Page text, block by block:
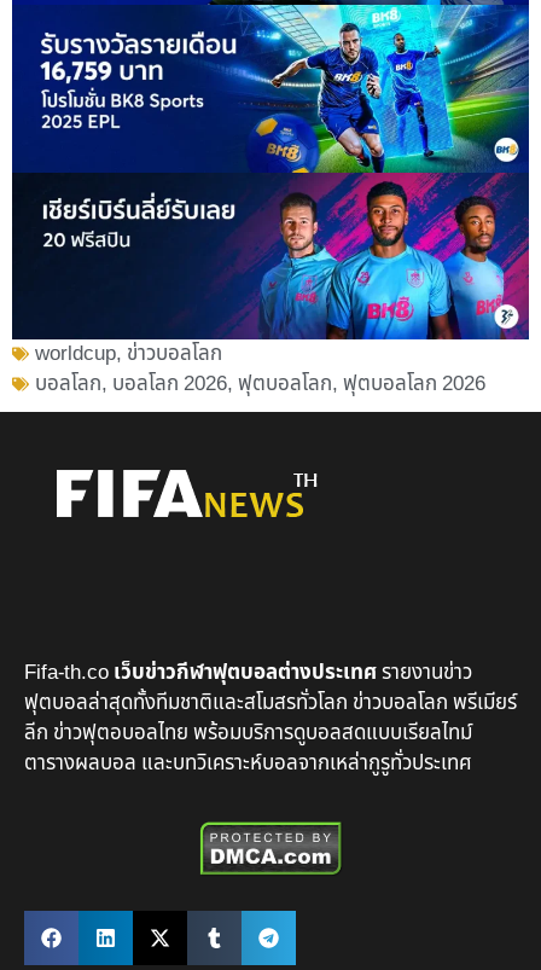
worldcup, ข่าวบอลโลก
บอลโลก, บอลโลก 2026,ฟุตบอลโลก,ฟุตบอลโลก 2026
Fifa-th.coเว็บข่าวกีฬาฟุตบอลต่างประเทศรายงานข่าว
ฟุตบอลล่าสุดทั้งทีมชาติและสโมสรทั่วโลก ข่าวบอลโลก พรีเมียร์
ลีก ข่าวฟุตอบอลไทย พร้อมบริการดูบอลสดแบบเรียลไทม์
ตารางผลบอล และบทวิเคราะห์บอลจากเหล่ากูรูทั่วประเทศ